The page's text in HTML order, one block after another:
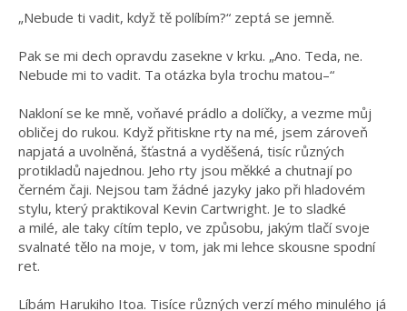
„Nebude ti vadit, když tě políbím?“ zeptá se jemně.
Pak se mi dech opravdu zasekne v krku. „Ano. Teda, ne.
Nebude mi to vadit. Ta otázka byla trochu matou–“
Nakloní se ke mně, voňavé prádlo a dolíčky, a vezme můj
obličej do rukou. Když přitiskne rty na mé, jsem zároveň
napjatá a uvolněná, šťastná a vyděšená, tisíc různých
protikladů najednou. Jeho rty jsou měkké a chutnají po
černém čaji. Nejsou tam žádné jazyky jako při hladovém
stylu, který praktikoval Kevin Cartwright. Je to sladké
a milé, ale taky cítím teplo, ve způsobu, jakým tlačí svoje
svalnaté tělo na moje, v tom, jak mi lehce skousne spodní
ret.
Líbám Harukiho Itoa. Tisíce různých verzí mého minulého já